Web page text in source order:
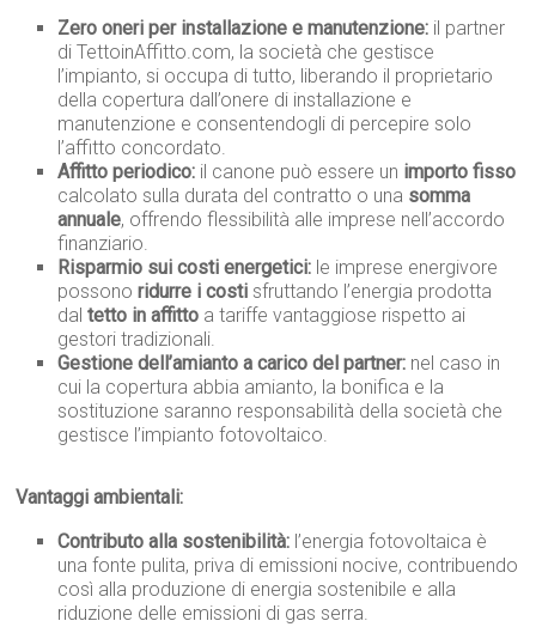
Zero oneri per installazione e manutenzione: il partner
di TettoinAffitto.com, la società che gestisce
l’impianto, si occupa di tutto, liberando il proprietario
della copertura dall’onere di installazione e
manutenzione e consentendogli di percepire solo
l’affitto concordato.
Affitto periodico: il canone può essere un importo fisso
calcolato sulla durata del contratto o una somma
annuale, offrendo flessibilità alle imprese nell’accordo
finanziario.
Risparmio sui costi energetici: le imprese energivore
possonoridurre i costi sfruttando l’energia prodotta
daltetto in affitto a tariffe vantaggiose rispetto ai
gestori tradizionali.
Gestione dell’amianto a carico del partner: nel caso in
cui la copertura abbia amianto, la bonifica e la
sostituzione saranno responsabilità della società che
gestisce l’impianto fotovoltaico.
Vantaggi ambientali:
Contributo alla sostenibilità: l’energia fotovoltaica è
una fonte pulita, priva di emissioni nocive, contribuendo
così alla produzione di energia sostenibile e alla
riduzione delle emissioni di gas serra.